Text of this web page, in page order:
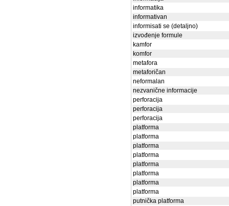
informatika
informativan
informisati se (detaljno)
izvođenje formule
kamfor
komfor
metafora
metaforičan
neformalan
nezvanične informacije
perforacija
perforacija
perforacija
platforma
platforma
platforma
platforma
platforma
platforma
platforma
platforma
putnička platforma